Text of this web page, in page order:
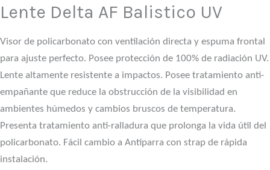
Lente Delta AF Balistico UV
Visor de policarbonato con ventilación directa y espuma frontal
para ajuste perfecto. Posee protección de 100% de radiación UV.
Lente altamente resistente a impactos. Posee tratamiento anti-
empañante que reduce la obstrucción de la visibilidad en
ambientes húmedos y cambios bruscos de temperatura.
Presenta tratamiento anti-ralladura que prolonga la vida útil del
policarbonato. Fácil cambio a Antiparra con strap de rápida
instalación.